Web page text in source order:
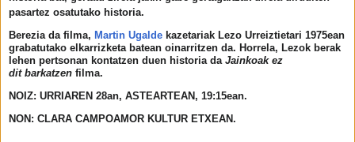
pasartez osatutako historia.
Berezia da filma, Martin Ugalde kazetariak Lezo Urreiztietari 1975ean
grabatutako elkarrizketa batean oinarritzen da. Horrela, Lezok berak
lehen pertsonan kontatzen duen historia da Jainkoak ez
dit barkatzen filma.
NOIZ: URRIAREN 28an, ASTEARTEAN, 19:15ean.
NON: CLARA CAMPOAMOR KULTUR ETXEAN.